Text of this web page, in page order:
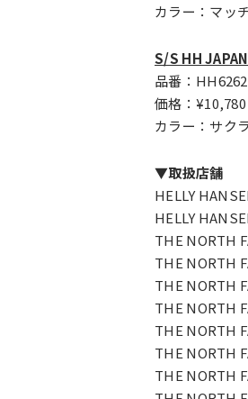
カラー：マッ
S/S HH
品番：
価格：¥10,780
カラー：サク
▼取扱店舗
HELLY
HELLY
THE NORTH
THE NORTH
THE NORTH
THE NORTH
THE NORTH
THE NORTH
THE NORTH